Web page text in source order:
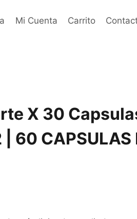
Mi Cuenta Carrito
X 30
60 CAPSULAS